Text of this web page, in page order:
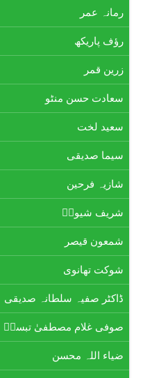
رمانہ عمر
رؤف پاریکھ
زرین قمر
سعادت حسن منٹو
سعید لخت
سیما صدیقی
شازیہ فرحین
شریف شیوہؔ
شمعون قیصر
شوکت تھانوی
ڈاکٹر صفیہ سلطانہ صدیقی
صوفی غلام مصطفیٰ تبسمؔ
ضیاء اللہ محسن